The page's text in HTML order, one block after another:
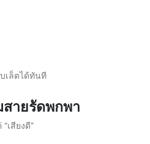
เล็ตได้ทันที
ายรัดพกพา
เสียงดี”